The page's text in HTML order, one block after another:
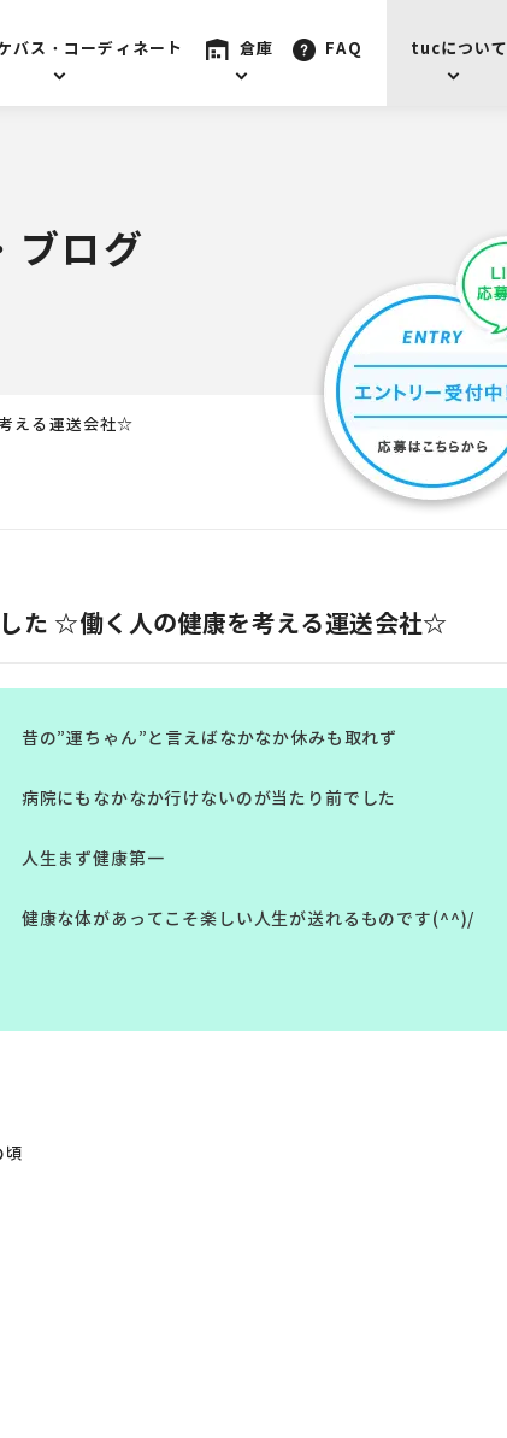
バス・コーディネート 倉庫 FAQ tucについて
ブログ
える運送会社☆
た ☆働く人の健康を考える運送会社☆
昔の”運ちゃん”と言えばなかなか休みも取れず
病院にもなかなか行けないのが当たり前でした
人生まず健康第一
健康な体があってこそ楽しい人生が送れるものです(^^)/
頃